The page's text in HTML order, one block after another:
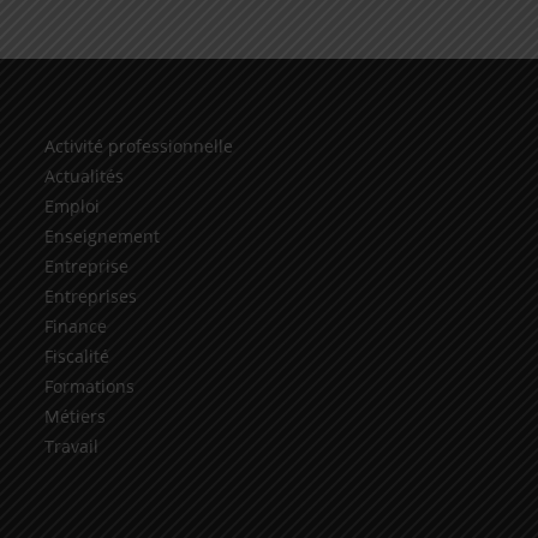
Activité professionnelle
Actualités
Emploi
Enseignement
Entreprise
Entreprises
Finance
Fiscalité
Formations
Métiers
Travail